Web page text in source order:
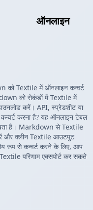
ऑनलाइन
को Textile में ऑनलाइन कन्वर्ट
को सेकंडों में Textile में
करें। API, स्प्रेडशीट या
करना है? यह ऑनलाइन टेबल
है। Markdown से Textile
और क्लीन Textile आउटपुट
रूप से कन्वर्ट करने के लिए, आप
परिणाम एक्सपोर्ट कर सकते